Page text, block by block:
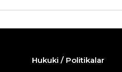
Hukuki / Politikalar